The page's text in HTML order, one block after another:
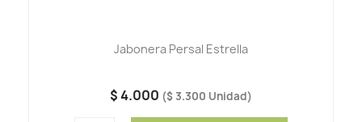
Jabonera Persal Estrella
$ 4.000 ($ 3.300 Unidad)